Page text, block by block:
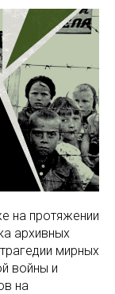
на протяжении
архивных
мирных
войны и
на